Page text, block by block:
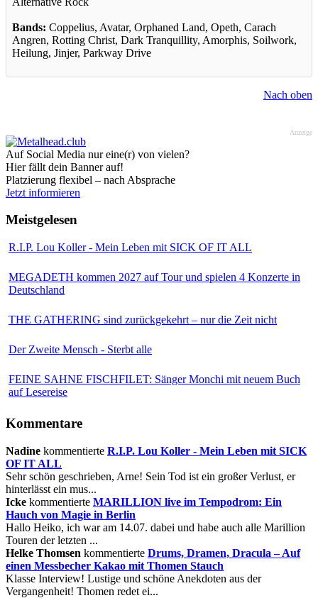
Bands: Coppelius, Avatar, Orphaned Land, Opeth, Carach
Angren, Rotting Christ, Dark Tranquillity, Amorphis, Soilwork,
Heilung, Jinjer, Parkway Drive
Nach oben
Anzeige
Auf Social Media nur eine(r) von vielen?
Hier fällt dein Banner auf!
Platzierung flexibel – nach Absprache
Jetzt informieren
Meistgelesen
R.I.P. Lou Koller - Mein Leben mit SICK OF IT ALL
MEGADETH kommen 2027 auf Tour und spielen 4 Konzerte in
Deutschland
THE GATHERING sind zurückgekehrt – nur die Zeit nicht
Der Zweite Mensch - Sterbt alle
FEINE SAHNE FISCHFILET: Sänger Monchi mit neuem Buch
auf Lesereise
Kommentare
Nadine kommentierte R.I.P. Lou Koller - Mein Leben mit SICK
OF IT ALL
Sehr schön geschrieben, Arne! Sein Tod ist ein großer Verlust, er
hinterlässt ein mus...
Icke kommentierte MARILLION live im Tempodrom: Ein
Hauch von Magie in Berlin
Hallo Heiko, ich war am 14.07. dabei und habe auch alle Marillion
Touren der letzten ...
Helke Thomsen kommentierte Drums, Dramen, Dracula – Auf
einen Messbecher Kakao mit Thomen Stauch
Klasse Interview! Lustige und schöne Anekdoten aus der
Vergangenheit! Thomen redet ei...